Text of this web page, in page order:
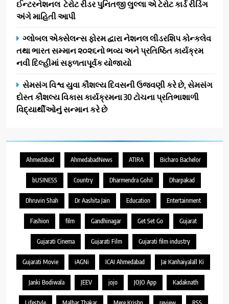
ઈન્ટરનેશનલ ટેરોટ રીડર પુનિતજી લુલ્લા એ ટેરોટ કાર્ડ રીડિંગ
અંગે માહિતી આપી
ગ્લોબલ એક્સેલન્સ ફોરમ દ્વારા નેશનલ લીડરશિપ કોન્કલેવ
તથા ભારત સમ્માન ૨૦૨૬નો ભવ્ય અને પ્રતિષ્ઠિત કાર્યક્રમ
નવી દિલ્હીમાં સફળતાપૂર્વક યોજાયો
સેમસંગ વિશ્વ યુવા કૌશલ્ય દિવસની ઉજવણી કરે છે, સેમસંગ
દોસ્ત કૌશલ્ય વિકાસ કાર્યક્રમના 30 ટોચના પ્રતિભાશાળી
વિદ્યાર્થીઓનું સન્માન કરે છે
Ahmedabad AhmedabadNews ATIRA Bicharo Bachelor
bUSINESS Country Dharmendra Gohil Dharpakad
Dhruvin Shah Dr Aashita Jain Education Entertainment
Fashion film Gandhinagar Get Set Go Gujarat
Gujarati Cinema Gujarati Film Gujarati film industry
Gujarati Movie iAGNi ICAI Ahmedabad Jai Kanhaiyalall Ki
Janki Bodiwala JEEV jojo JOJO App Kadaknath